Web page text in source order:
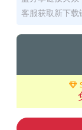
客服获取新下载